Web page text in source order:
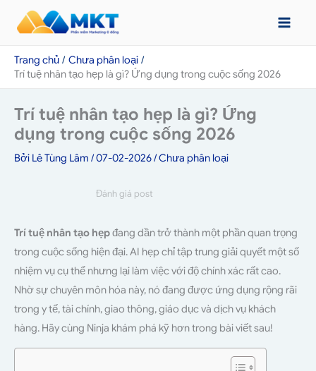
dungTrang chủ
Chưa phân loại
Trí tuệ nhân tạo hẹp là gì? Ứng dụng trong cuộc sống 2026
Trí tuệ nhân tạo hẹp là gì? Ứng
dụng trong cuộc sống 2026
Bởi Lê Tùng Lâm /07-02-2026/Chưa phân loại
Đánh giá post
Trí tuệ nhân tạo hẹpđang dần trở thành một phần quan trọng
trong cuộc sống hiện đại. AI hẹp chỉ tập trung giải quyết một số
nhiệm vụ cụ thể nhưng lại làm việc với độ chính xác rất cao.
Nhờ sự chuyên môn hóa này, nó đang được ứng dụng rộng rãi
trong y tế, tài chính, giao thông, giáo dục và dịch vụ khách
hàng. Hãy cùng Ninja khám phá kỹ hơn trong bài viết sau!